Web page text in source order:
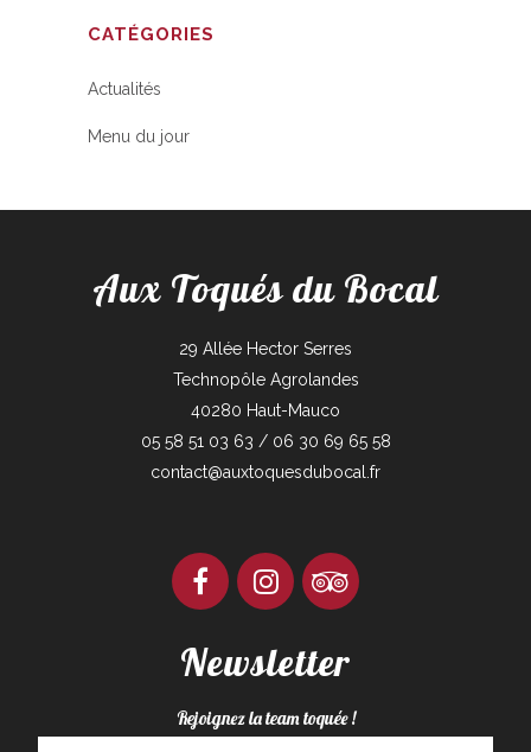
CATÉGORIES
Actualités
Menu du jour
Aux Toqués du Bocal
29 Allée Hector Serres
Technopôle Agrolandes
40280 Haut-Mauco
05 58 51 03 63 / 06 30 69 65 58
contact@auxtoquesdubocal.fr
Newsletter
Rejoignez la team toquée !